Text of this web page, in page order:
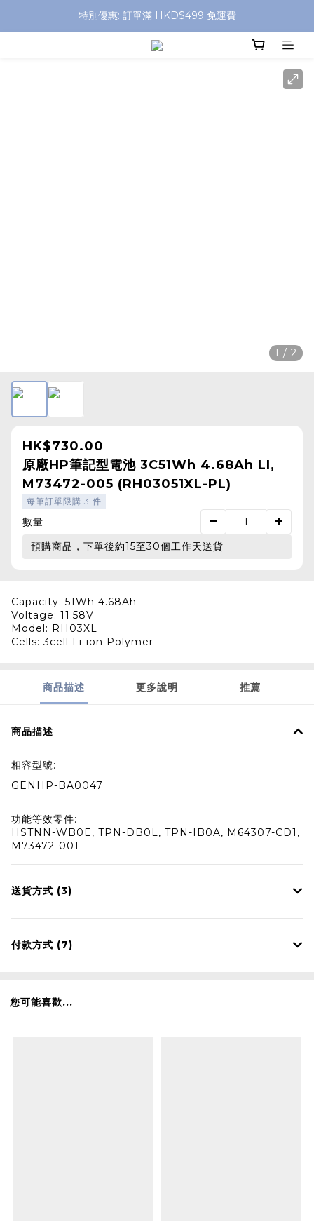
特別優惠: 訂單滿 HKD$499 免運費
特別優惠: 訂單滿 HKD$499 免運費
門店自取 任何消費免運費
1 / 2
HK$730.00
原廠HP筆記型電池 3C51Wh 4.68Ah LI,
M73472-005 (RH03051XL-PL)
每筆訂單限購 3 件
數量
預購商品，下單後約15至30個工作天送貨
Capacity: 51Wh 4.68Ah
Voltage: 11.58V
Model: RH03XL
Cells: 3cell Li-ion Polymer
商品描述 更多說明 推薦
商品描述
相容型號:
GENHP-BA0047
功能等效零件:
HSTNN-WB0E, TPN-DB0L, TPN-IB0A, M64307-CD1,
M73472-001
送貨方式 (3)
付款方式 (7)
您可能喜歡...